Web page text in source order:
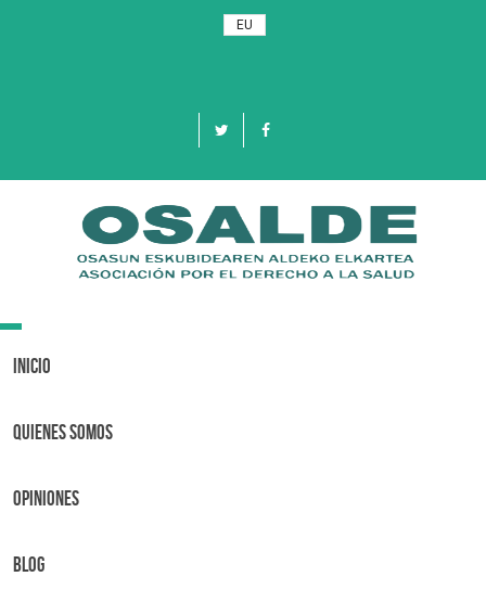
EU
Toggle
Inicio
Quienes Somos
OPINIONES
BLOG